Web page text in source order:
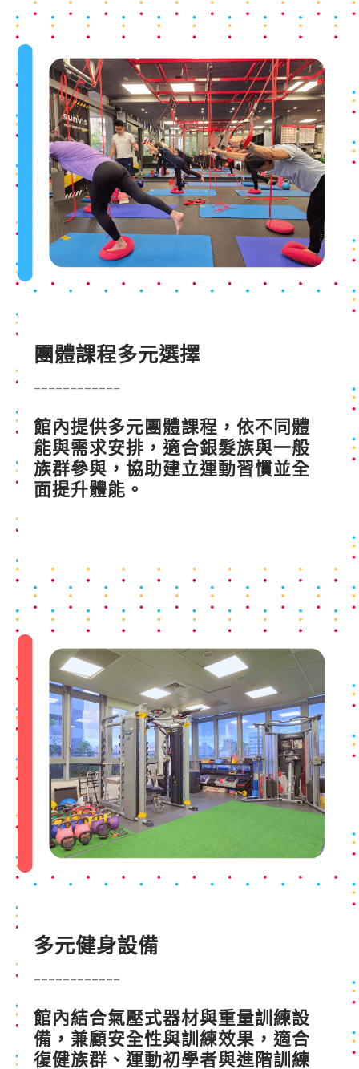
團體課程多元選擇
館內提供多元團體課程，依不同體
能與需求安排，適合銀髮族與一般
族群參與，協助建立運動習慣並全
面提升體能。
多元健身設備
館內結合氣壓式器材與重量訓練設
備，兼顧安全性與訓練效果，適合
復健族群、運動初學者與進階訓練